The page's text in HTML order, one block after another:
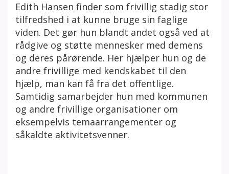
Edith Hansen finder som frivillig stadig stor
tilfredshed i at kunne bruge sin faglige
viden. Det gør hun blandt andet også ved at
rådgive og støtte mennesker med demens
og deres pårørende. Her hjælper hun og de
andre frivillige med kendskabet til den
hjælp, man kan få fra det offentlige.
Samtidig samarbejder hun med kommunen
og andre frivillige organisationer om
eksempelvis temaarrangementer og
såkaldte aktivitetsvenner.